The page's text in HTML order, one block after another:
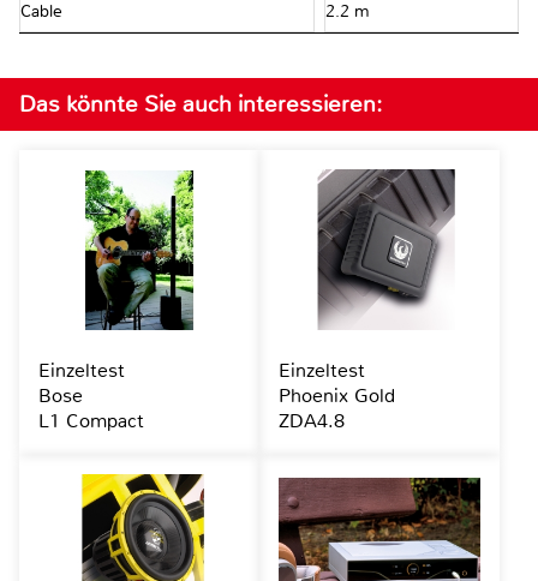
Cable 2.2 m
Das könnte Sie auch interessieren:
Einzeltest
Bose
L1 Compact
Einzeltest
Phoenix Gold
ZDA4.8